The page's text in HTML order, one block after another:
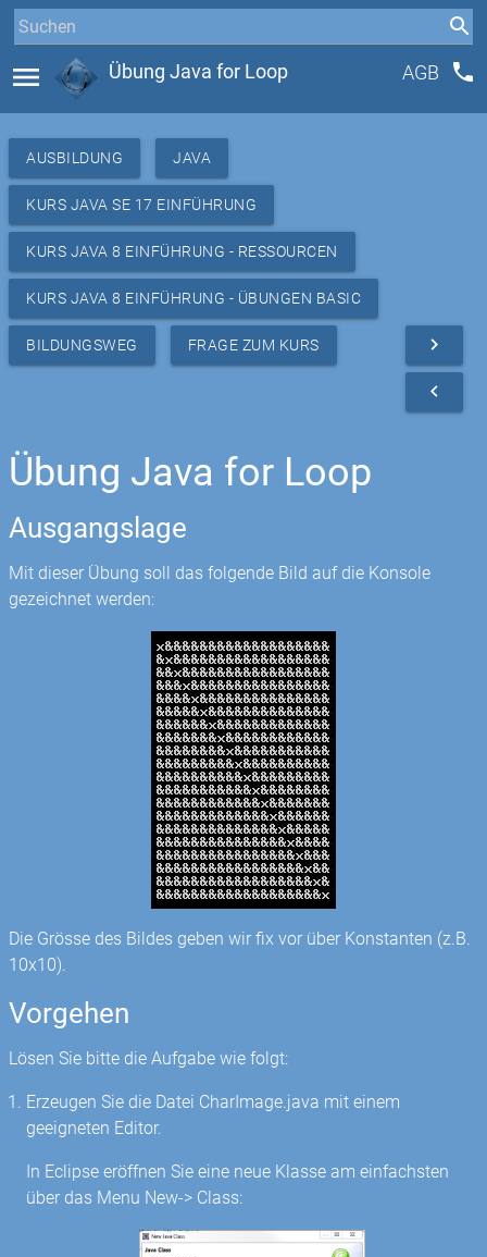
menu Übung Java for Loop AGB phone
AUSBILDUNG JAVA
KURS JAVA SE 17 EINFÜHRUNG
KURS JAVA 8 EINFÜHRUNG - RESSOURCEN
KURS JAVA 8 EINFÜHRUNG - ÜBUNGEN BASIC
BILDUNGSWEG FRAGE ZUM KURS navigate_next
navigate_before
Übung Java for Loop
Ausgangslage
Mit dieser Übung soll das folgende Bild auf die Konsole
gezeichnet werden:
Die Grösse des Bildes geben wir fix vor über Konstanten (z.B.
10x10).
Vorgehen
Lösen Sie bitte die Aufgabe wie folgt:
Erzeugen Sie die Datei CharImage.java mit einem
geeigneten Editor.
In Eclipse eröffnen Sie eine neue Klasse am einfachsten
über das Menu New-> Class: